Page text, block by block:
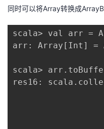
同时可以将Array转换成
scala> val arr =
arr: Array[Int] =
scala>
res16: